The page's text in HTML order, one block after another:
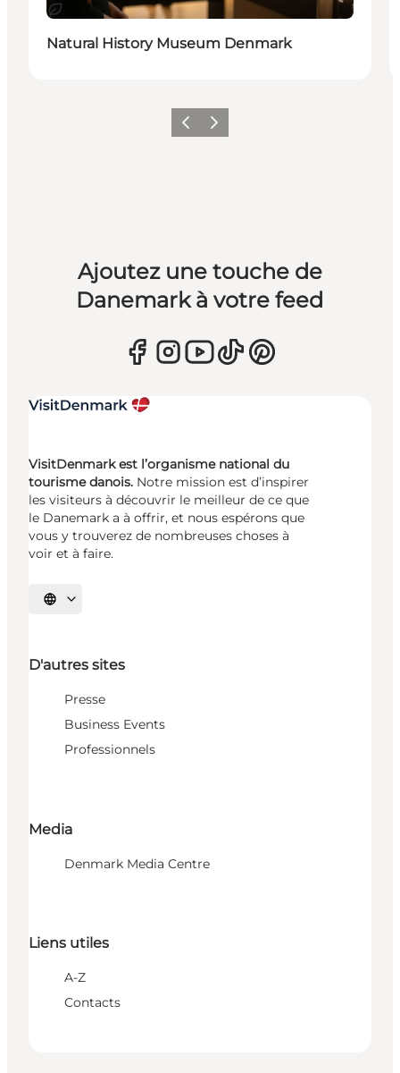
Durable
Natural History Museum Denmark
PrécédentSuivant
Ajoutez une touche de
Danemark à votre feed
VisitDenmark est l’organisme national du
tourisme danois. Notre mission est d’inspirer
les visiteurs à découvrir le meilleur de ce que
le Danemark a à offrir, et nous espérons que
vous y trouverez de nombreuses choses à
voir et à faire.
Choisissez la langue
D'autres sites
Presse
Business Events
Professionnels
Media
Denmark Media Centre
Liens utiles
A-Z
Contacts